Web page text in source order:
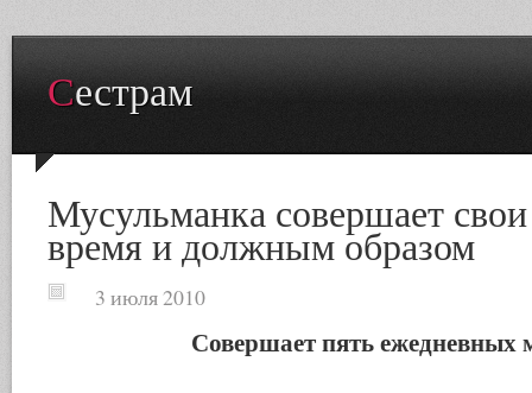
Сестрам
Мусульманка совершает
время и должным образом
3 июля 2010
Совершает пять ежедневных